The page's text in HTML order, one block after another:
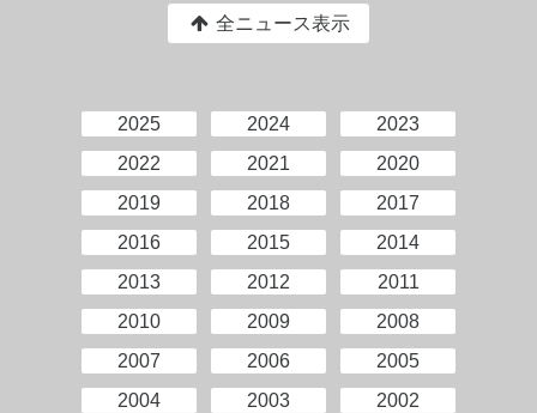
全ニュース表示
2025 2024
2023
2022
2021
2020
2019
2018
2017
2016
2015
2014
2013
2012
2011
2010
2009
2008
2007
2006
2005
2004
2003
2002